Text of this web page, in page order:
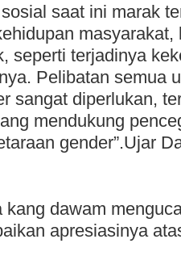
saat ini marak
masyarakat,
seperti terjadinya
Pelibatan semua
sangat diperlukan,
mendukung
gender”.Ujar
dawam
apresiasinya